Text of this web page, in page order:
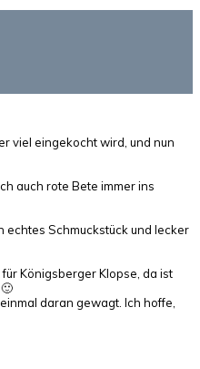
viel eingekocht wird, und nun
auch rote Bete immer ins
echtes Schmuckstück und lecker
Königsberger Klopse, da ist
daran gewagt. Ich hoffe,